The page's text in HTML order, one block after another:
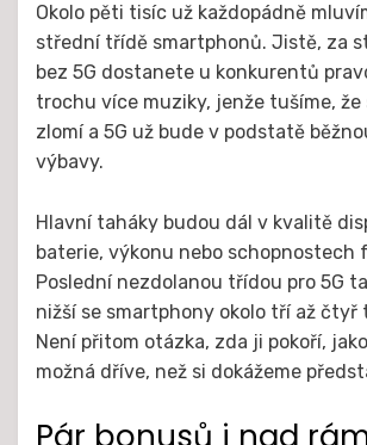
Okolo pěti tisíc už každopádně
střední třídě smartphonů. Jistě, za
bez 5G dostanete u konkurentů
trochu více muziky, jenže tušíme, že
zlomí a 5G už bude v podstatě
výbavy.
Hlavní taháky budou dál v kvalitě
baterie, výkonu nebo schopnostech
Poslední nezdolanou třídou pro 5G
nižší se smartphony okolo tří až čtyř
Není přitom otázka, zda ji pokoří,
možná dříve, než si dokážeme